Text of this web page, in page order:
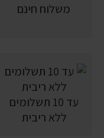
משלוח חינם
עד 10 תשלומים
ללא ריבית